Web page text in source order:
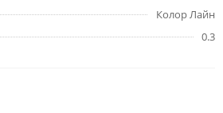
Колор Лайн
0.3